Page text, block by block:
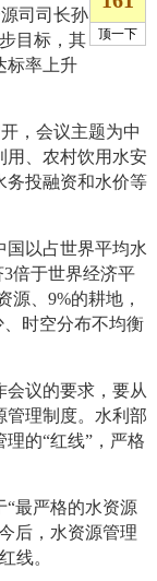
司司长孙
目标，其
标率上升
，会议主题为中
用、农村饮用水安
务投融资和水价等
以占世界平均水
倍于世界经济平
源、9%的耕地，
时空分布不均衡
议的要求，要从
管理制度。水利部
的“红线”，严格
最严格的水资源
后，水资源管理
线。